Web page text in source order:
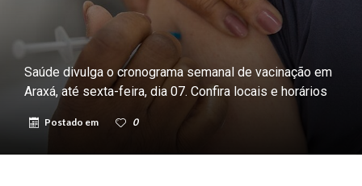
Saúde divulga o cronograma semanal de vacinação em
Araxá, até sexta-feira, dia 07. Confira locais e horários
Postado em 0